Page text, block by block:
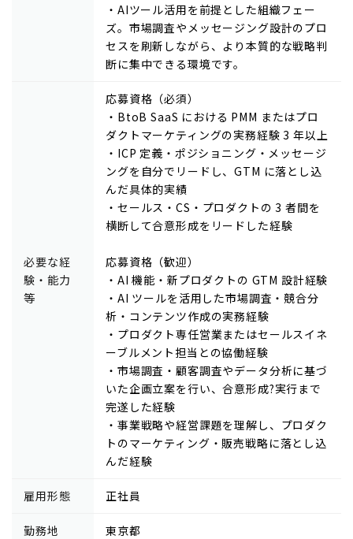
・AIツール活用を前提とした組織フェー
ズ。市場調査やメッセージング設計のプロ
セスを刷新しながら、より本質的な戦略判
断に集中できる環境です。
必要な経
験・能力
等
応募資格（必須）
・BtoB SaaS における PMM またはプロ
ダクトマーケティングの実務経験 3 年以上
・ICP 定義・ポジショニング・メッセージ
ングを自分でリードし、GTM に落とし込
んだ具体的実績
・セールス・CS・プロダクトの 3 者間を
横断して合意形成をリードした経験
応募資格（歓迎）
・AI 機能・新プロダクトの GTM 設計経験
・AI ツールを活用した市場調査・競合分
析・コンテンツ作成の実務経験
・プロダクト専任営業またはセールスイネ
ーブルメント担当との協働経験
・市場調査・顧客調査やデータ分析に基づ
いた企画立案を行い、合意形成?実行まで
完遂した経験
・事業戦略や経営課題を理解し、プロダク
トのマーケティング・販売戦略に落とし込
んだ経験
雇用形態 正社員
勤務地 東京都